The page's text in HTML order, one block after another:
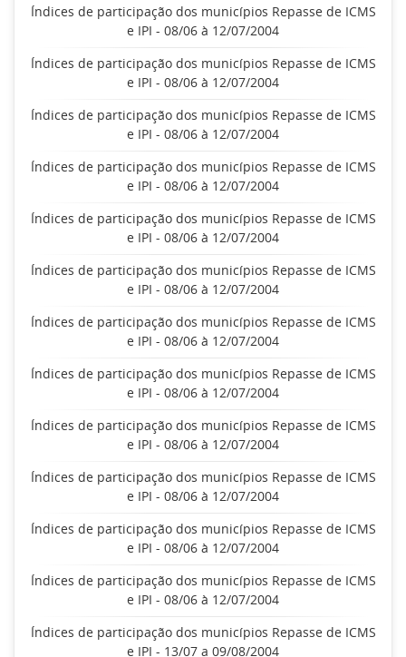
Índices de participação dos municípios Repasse de ICMS
e IPI - 08/06 à 12/07/2004
Índices de participação dos municípios Repasse de ICMS
e IPI - 08/06 à 12/07/2004
Índices de participação dos municípios Repasse de ICMS
e IPI - 08/06 à 12/07/2004
Índices de participação dos municípios Repasse de ICMS
e IPI - 08/06 à 12/07/2004
Índices de participação dos municípios Repasse de ICMS
e IPI - 08/06 à 12/07/2004
Índices de participação dos municípios Repasse de ICMS
e IPI - 08/06 à 12/07/2004
Índices de participação dos municípios Repasse de ICMS
e IPI - 08/06 à 12/07/2004
Índices de participação dos municípios Repasse de ICMS
e IPI - 08/06 à 12/07/2004
Índices de participação dos municípios Repasse de ICMS
e IPI - 08/06 à 12/07/2004
Índices de participação dos municípios Repasse de ICMS
e IPI - 08/06 à 12/07/2004
Índices de participação dos municípios Repasse de ICMS
e IPI - 08/06 à 12/07/2004
Índices de participação dos municípios Repasse de ICMS
e IPI - 08/06 à 12/07/2004
Índices de participação dos municípios Repasse de ICMS
e IPI - 13/07 a 09/08/2004